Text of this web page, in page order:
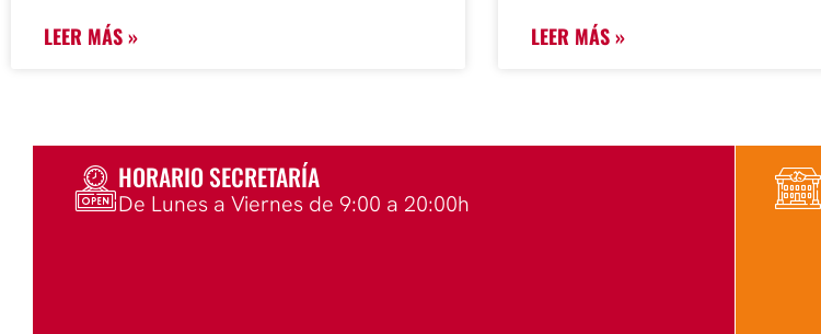
LEER MÁS » LEER MÁS »
HORARIO SECRETARÍA
De Lunes a Viernes de 9:00 a 20:00h